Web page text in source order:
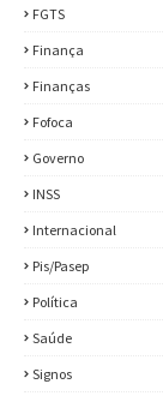
FGTS
Finança
Finanças
Fofoca
Governo
INSS
Internacional
Pis/Pasep
Política
Saúde
Signos